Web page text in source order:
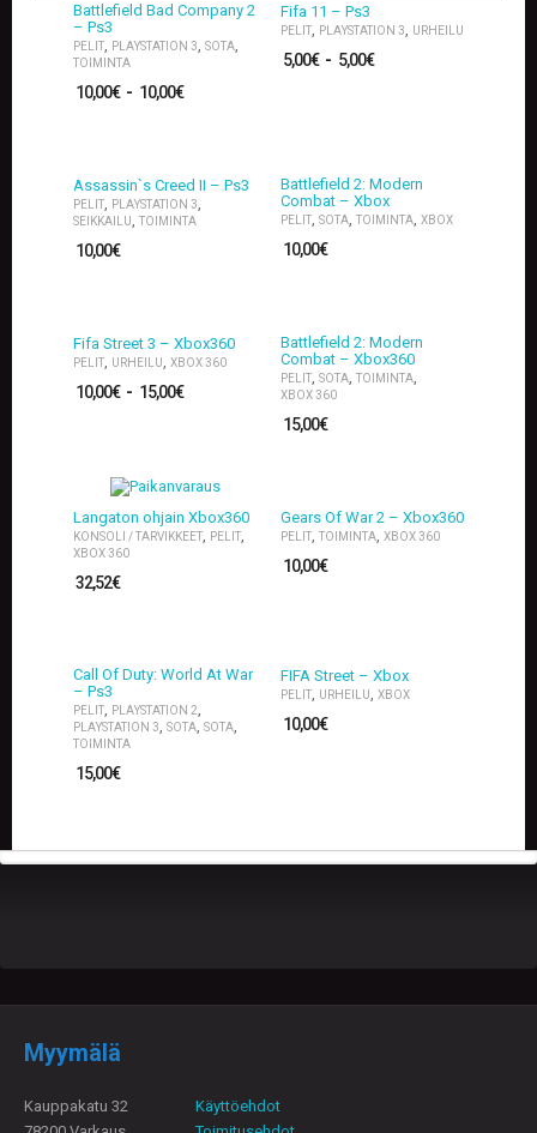
Battlefield Bad Company 2
– Ps3
PELIT, PLAYSTATION 3, SOTA,
TOIMINTA
10,00€ - 10,00€
Fifa 11 – Ps3
PELIT, PLAYSTATION 3, URHEILU
5,00€ - 5,00€
Assassin`s Creed II – Ps3
PELIT, PLAYSTATION 3,
SEIKKAILU, TOIMINTA
10,00€
Battlefield 2: Modern
Combat – Xbox
PELIT, SOTA, TOIMINTA, XBOX
10,00€
Fifa Street 3 – Xbox360
PELIT, URHEILU, XBOX 360
10,00€ - 15,00€
Battlefield 2: Modern
Combat – Xbox360
PELIT, SOTA, TOIMINTA,
XBOX 360
15,00€
Langaton ohjain Xbox360
KONSOLI / TARVIKKEET, PELIT,
XBOX 360
32,52€
Gears Of War 2 – Xbox360
PELIT, TOIMINTA, XBOX 360
10,00€
Call Of Duty: World At War
– Ps3
PELIT, PLAYSTATION 2,
PLAYSTATION 3, SOTA, SOTA,
TOIMINTA
15,00€
FIFA Street – Xbox
PELIT, URHEILU, XBOX
10,00€
Myymälä
Kauppakatu 32
Käyttöehdot